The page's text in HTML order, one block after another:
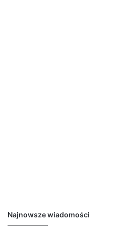
Najnowsze wiadomości